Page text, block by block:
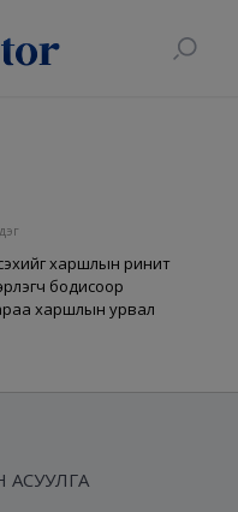
харшлын ринит
бодисоор
харшлын урвал